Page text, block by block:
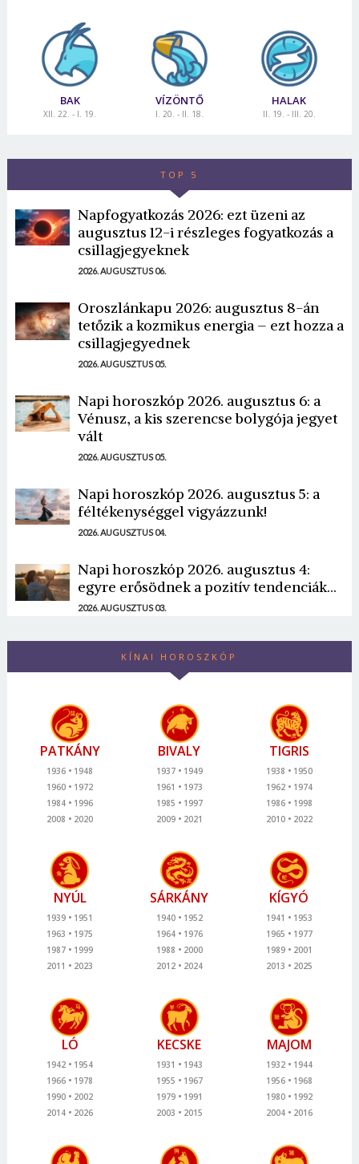
BAK
XII. 22. - I. 19.
VÍZÖNTŐ
I. 20. - II. 18.
HALAK
II. 19. - III. 20.
TOP 5
Napfogyatkozás 2026: ezt üzeni az
augusztus 12-i részleges fogyatkozás a
csillagjegyeknek
2026. AUGUSZTUS 06.
Oroszlánkapu 2026: augusztus 8-án
tetőzik a kozmikus energia – ezt hozza a
csillagjegyednek
2026. AUGUSZTUS 05.
Napi horoszkóp 2026. augusztus 6: a
Vénusz, a kis szerencse bolygója jegyet
vált
2026. AUGUSZTUS 05.
Napi horoszkóp 2026. augusztus 5: a
féltékenységgel vigyázzunk!
2026. AUGUSZTUS 04.
Napi horoszkóp 2026. augusztus 4:
egyre erősödnek a pozitív tendenciák...
2026. AUGUSZTUS 03.
KÍNAI HOROSZKÓP
PATKÁNY
1936
1948
1960
1972
1984
1996
2008
2020
BIVALY
1937
1949
1961
1973
1985
1997
2009
2021
TIGRIS
1938
1950
1962
1974
1986
1998
2010
2022
NYÚL
1939
1951
1963
1975
1987
1999
2011
2023
SÁRKÁNY
1940
1952
1964
1976
1988
2000
2012
2024
KÍGYÓ
1941
1953
1965
1977
1989
2001
2013
2025
LÓ
1942
1954
1966
1978
1990
2002
2014
2026
KECSKE
1931
1943
1955
1967
1979
1991
2003
2015
MAJOM
1932
1944
1956
1968
1980
1992
2004
2016